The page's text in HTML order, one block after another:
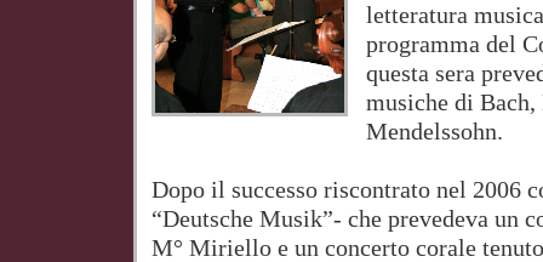
letteratura
programma del
questa sera
musiche di
Mendelssohn.
Dopo il successo riscontrato nel 2006
“Deutsche Musik”- che prevedeva un
M° Miriello e un concerto corale